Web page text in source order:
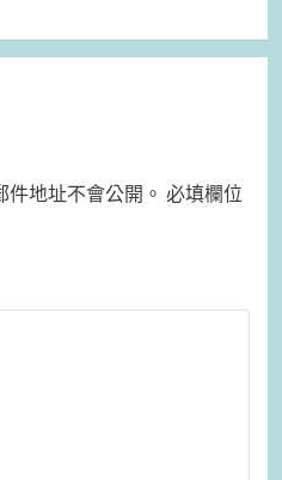
地址不會公開。 必填欄位